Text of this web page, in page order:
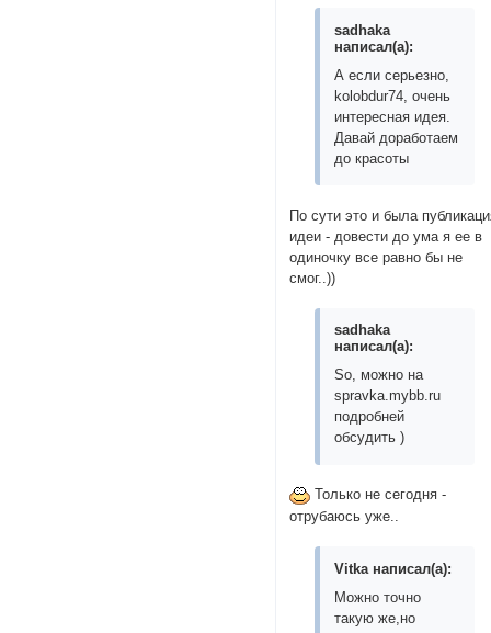
sadhaka
написал(а):
А если серьезно,
kolobdur74, очень
интересная идея.
Давай доработаем
до красоты
По сути это и была
идеи - довести до ума я ее в
одиночку все равно бы не
смог..))
sadhaka
написал(а):
So, можно на
spravka.mybb.ru
подробней
обсудить )
Только не сегодня -
отрубаюсь уже..
Vitka написал(а):
Можно точно
такую же,но